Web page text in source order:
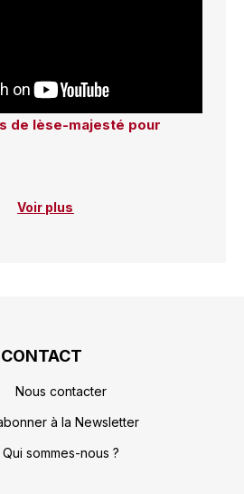
de lèse-majesté pour
Voir plus
CONTACT
Nous contacter
à la Newsletter
Qui sommes-nous ?